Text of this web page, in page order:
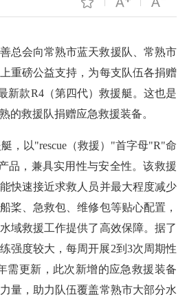
总会向常熟市蓝天救援队、常熟市
重磅公益支持，为每支队伍各捐赠
新款R4（第四代）救援艇。这也是
的救援队捐赠应急救援装备。
，以"rescue（救援）"首字母"R"命
品，兼具实用性与安全性。该救援
快速接近求救人员并最大程度减少
桨、急救包、维修包等贴心配置，
域救援工作提供了高效保障。据了
强度较大，每周开展2到3次周期性
需更新，此次新增的应急救援装备
量，助力队伍覆盖常熟市大部分水